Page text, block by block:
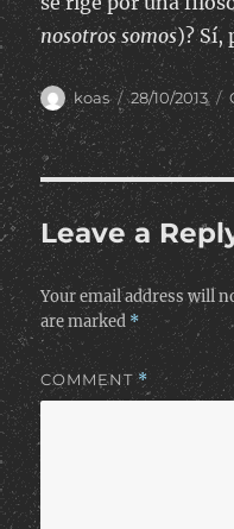
nosotros somos)? Sí,
Author
koas
Posted
on
28/10/2013
Leave a
Your email address will
are marked *
COMMENT*